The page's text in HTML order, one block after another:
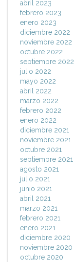
abril 2023
febrero 2023
enero 2023
diciembre 2022
noviembre 2022
octubre 2022
septiembre 2022
julio 2022
mayo 2022
abril 2022
marzo 2022
febrero 2022
enero 2022
diciembre 2021
noviembre 2021
octubre 2021
septiembre 2021
agosto 2021
julio 2021
junio 2021
abril 2021
marzo 2021
febrero 2021
enero 2021
diciembre 2020
noviembre 2020
octubre 2020